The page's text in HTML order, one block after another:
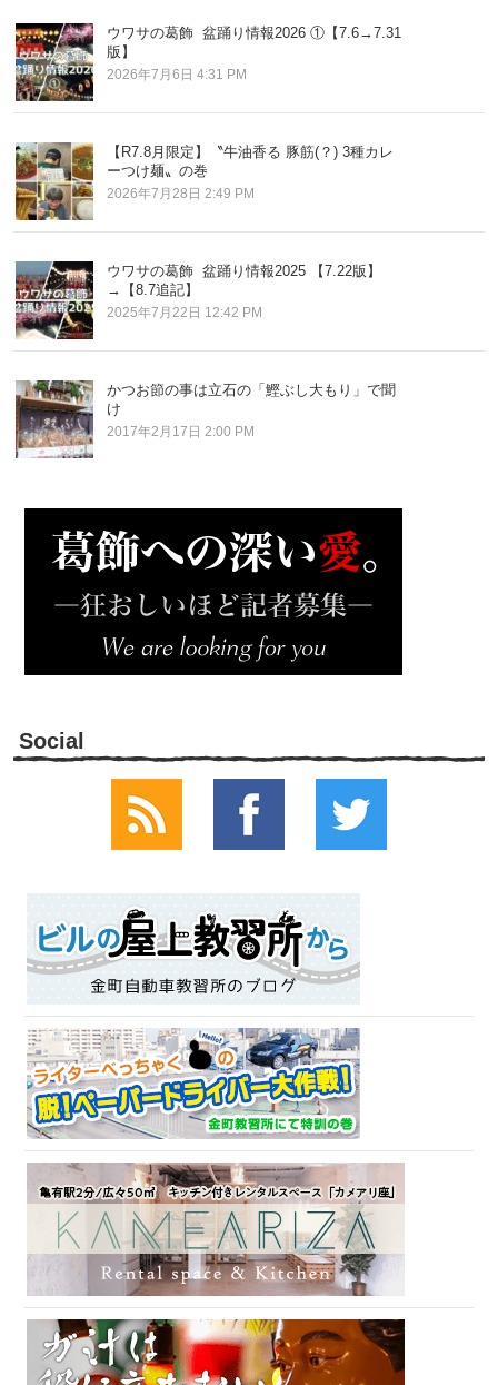
ウワサの葛飾 盆踊り情報2026 ①【7.6→7.31
版】
2026年7月6日 4:31 PM
【R7.8月限定】〝牛油香る 豚筋(？) 3種カレ
ーつけ麺〟の巻
2026年7月28日 2:49 PM
ウワサの葛飾 盆踊り情報2025 【7.22版】
→【8.7追記】
2025年7月22日 12:42 PM
かつお節の事は立石の「鰹ぶし大もり」で聞
け
2017年2月17日 2:00 PM
Social